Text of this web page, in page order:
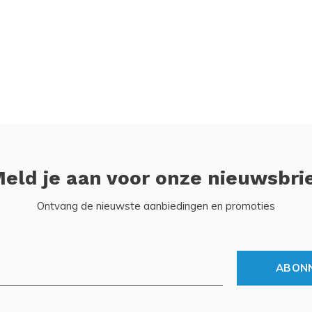
je aan voor onze
Ontvang de nieuwste aanbiedingen en promoties